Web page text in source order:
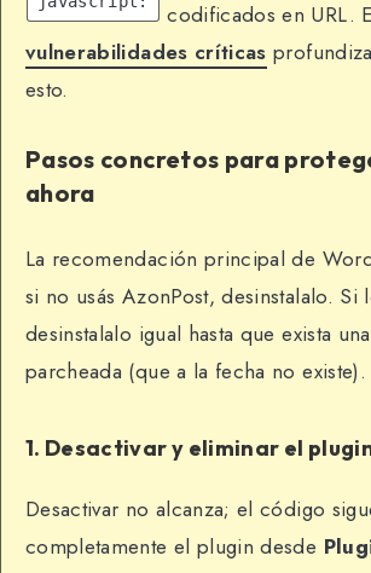
codificados en URL.
vulnerabilidades críticas
esto.
Pasos concretos para
ahora
La recomendación principal de
si no usás AzonPost, desinstalalo. Si
desinstalalo igual hasta que exista
parcheada (que a la fecha no existe).
1. Desactivar y eliminar el
Desactivar no alcanza; el código
completamente el plugin desde